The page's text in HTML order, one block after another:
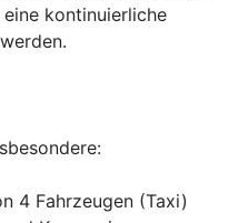
kontinuierliche
4 Fahrzeugen (Taxi)